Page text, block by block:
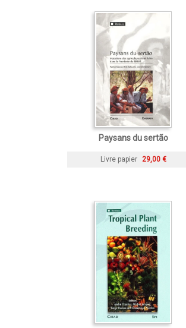
Paysans du sertão
Livre papier 29,00 €